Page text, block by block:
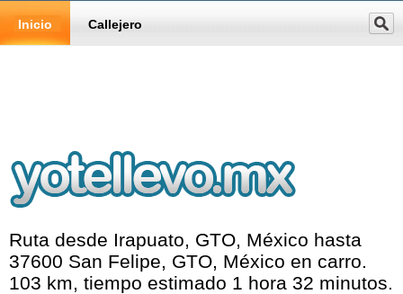
Inicio Callejero
Ruta desde Irapuato, GTO, México hasta
37600 San Felipe, GTO, México en carro.
103 km, tiempo estimado 1 hora 32 minutos.